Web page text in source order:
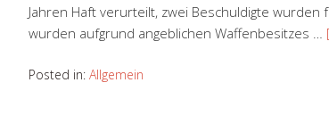
Jahren Haft verurteilt, zwei Beschuldigte
wurden aufgrund angeblichen Waffenbesitzes …
Posted in: Allgemein